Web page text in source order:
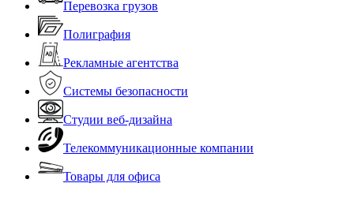
Перевозка грузов
Полиграфия
Рекламные агентства
Системы безопасности
Студии веб-дизайна
Телекоммуникационные компании
Товары для офиса